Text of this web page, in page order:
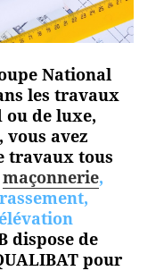
National
les travaux
ou de luxe,
vous avez
travaux tous
maçonnerie,
dispose de
pour